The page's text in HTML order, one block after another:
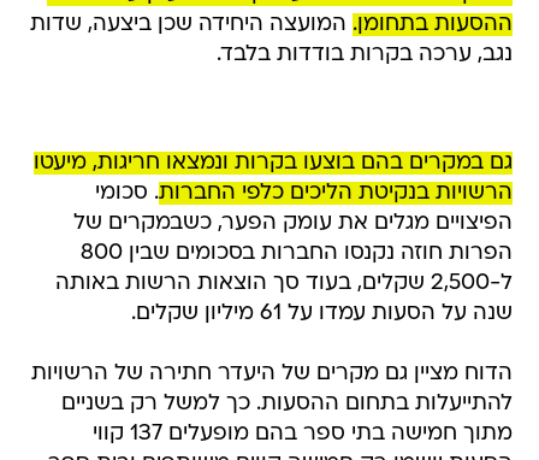
ההסעות בתחומן. המועצה היחידה שכן ביצעה, שדות
נגב, ערכה בקרות בודדות בלבד.
גם במקרים בהם בוצעו בקרות ונמצאו חריגות, מיעטו
הרשויות בנקיטת הליכים כלפי החברות. סכומי
הפיצויים מגלים את עומק הפער, כשבמקרים של
הפרות חוזה נקנסו החברות בסכומים שבין 800
ל-2,500 שקלים, בעוד סך הוצאות הרשות באותה
שנה על הסעות עמדו על 61 מיליון שקלים.
הדוח מציין גם מקרים של היעדר חתירה של הרשויות
להתייעלות בתחום ההסעות. כך למשל רק בשניים
מתוך חמישה בתי ספר בהם מופעלים 137 קווי